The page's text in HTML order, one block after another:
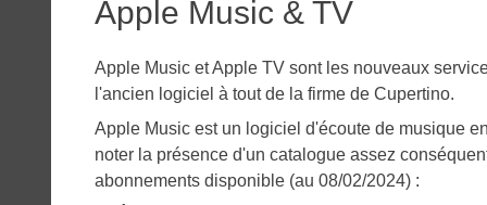
Apple Music & TV
Apple Music et Apple TV sont les nouveaux
l'ancien logiciel à tout de la firme de Cupertino.
Apple Music est un logiciel d'écoute de musique
noter la présence d'un catalogue assez
abonnements disponible (au 08/02/2024) :